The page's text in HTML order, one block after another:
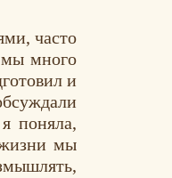
часто
мы много
и
поняла,
жизни мы